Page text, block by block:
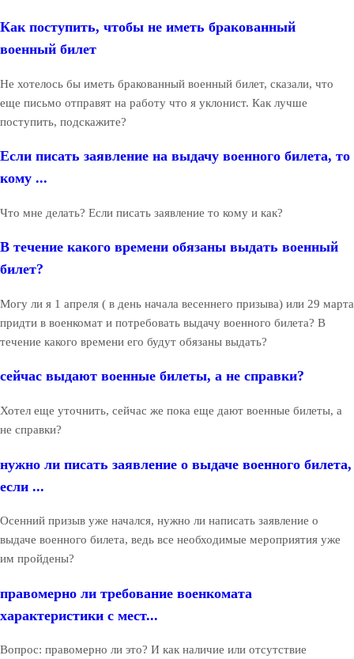
Как поступить, чтобы не иметь бракованный
военный билет
Не хотелось бы иметь бракованный военный билет, сказали, что
еще письмо отправят на работу что я уклонист. Как лучше
поступить, подскажите?
Если писать заявление на выдачу военного билета, то
кому ...
Что мне делать? Если писать заявление то кому и как?
В течение какого времени обязаны выдать военный
билет?
Могу ли я 1 апреля ( в день начала весеннего призыва) или 29 марта
придти в военкомат и потребовать выдачу военного билета? В
течение какого времени его будут обязаны выдать?
сейчас выдают военные билеты, а не справки?
Хотел еще уточнить, сейчас же пока еще дают военные билеты, а
не справки?
нужно ли писать заявление о выдаче военного билета,
если ...
Осенний призыв уже начался, нужно ли написать заявление о
выдаче военного билета, ведь все необходимые мероприятия уже
им пройдены?
правомерно ли требование военкомата
характеристики с мест...
Вопрос: правомерно ли это? И как наличие или отсутствие